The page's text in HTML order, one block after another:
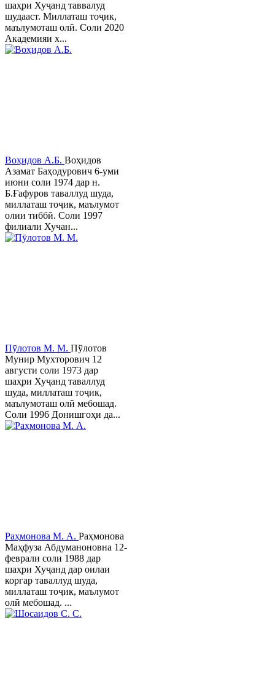
шаҳри Хуҷанд таввалуд
шудааст. Миллаташ тоҷик,
маълумоташ олӣ. Соли 2020
Академияи х...
Воҳидов А.Б. Воҳидов
Азамат Баҳодурович 6-уми
июни соли 1974 дар н.
Б.Ғафуров таваллуд шуда,
миллаташ тоҷик, маълумот
олии тиббӣ. Соли 1997
филиали Хучан...
Пӯлотов М. М. Пўлотов
Мунир Мухторович 12
августи соли 1973 дар
шаҳри Хуҷанд таваллуд
шуда, миллаташ тоҷик,
маълумоташ олӣ мебошад.
Соли 1996 Донишгоҳи да...
Раҳмонова М. А. Раҳмонова
Маҳфуза Абдуманоновна 12-
феврали соли 1988 дар
шаҳри Хуҷанд дар оилаи
коргар таваллуд шуда,
миллаташ тоҷик, маълумот
олӣ мебошад. ...